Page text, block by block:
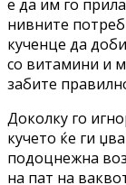
е да им го
нивните
кученце да
со витамини и
забите
Доколку го
кучето ќе ги
подоцнежна
на пат на